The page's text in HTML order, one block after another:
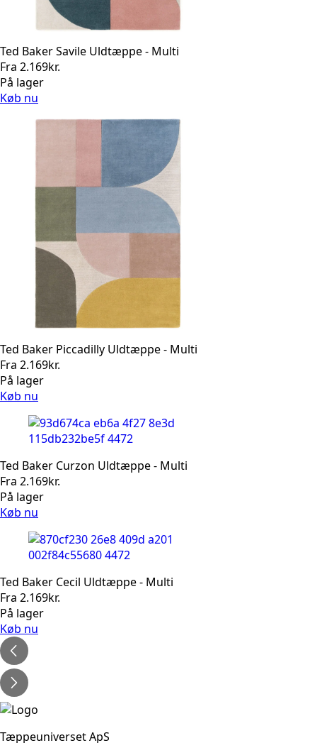
Ted Baker Savile Uldtæppe - Multi
Fra 2.169kr.
På lager
Køb nu
Ted Baker Piccadilly Uldtæppe - Multi
Fra 2.169kr.
På lager
Køb nu
Ted Baker Curzon Uldtæppe - Multi
Fra 2.169kr.
På lager
Køb nu
Ted Baker Cecil Uldtæppe - Multi
Fra 2.169kr.
På lager
Køb nu
Tæppeuniverset ApS